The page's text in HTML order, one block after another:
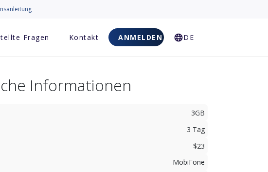
Fragen Kontakt ANMELDEN DE
Informationen
3GB
3 Tag
$23
MobiFone